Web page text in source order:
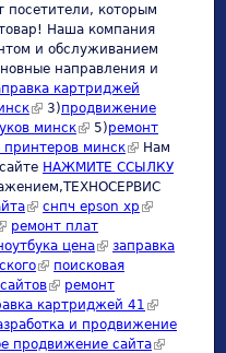
посетители, которым
Наша компания
и обслуживанием
направления и
картриджей
(link is external)
3)продвижение
минск(link is external)
5)ремонт
принтеров минск(link is
external)
Нам
НАЖМИТЕ ССЫЛКУ
(link is external)
снпч epson xp (link is
is external)
ремонт плат
цена(link is external)
заправка
(link is external)
поисковая
(link is external)
ремонт
картриджей 41 (link is
external)
is external)и продвижение
продвижение сайта(link is